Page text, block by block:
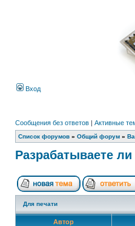
Вход
Сообщения без ответов | Активные
Список форумов » Общий форум »
Разрабатываете
Для печати
Автор